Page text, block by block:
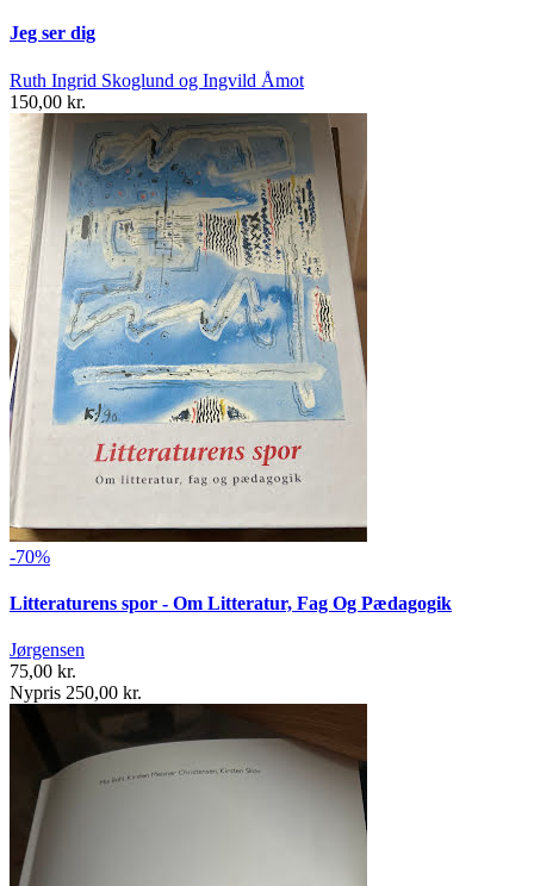
Jeg ser dig
Ruth Ingrid Skoglund og Ingvild Åmot
150,00 kr.
-70%
Litteraturens spor - Om Litteratur, Fag Og Pædagogik
Jørgensen
75,00 kr.
Nypris 250,00 kr.